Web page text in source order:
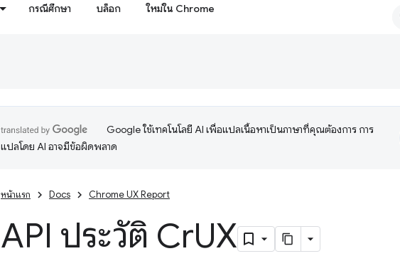
กรณีศึกษา บล็อก ใหม่ใน Chrome
Google ใช้เทคโนโลยี AI เพื่อแปลเนื้อหาเป็นภาษาที่คุณต้องการ การ
แปลโดย AI อาจมีข้อผิดพลาด
หน้าแรก Docs Chrome UX Report
API ประวัติ CrUX